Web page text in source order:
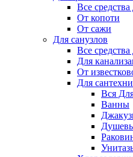
Все
От копоти
От сажи
Для санузлов
Все
Для
От
Для
Вся
Ванны